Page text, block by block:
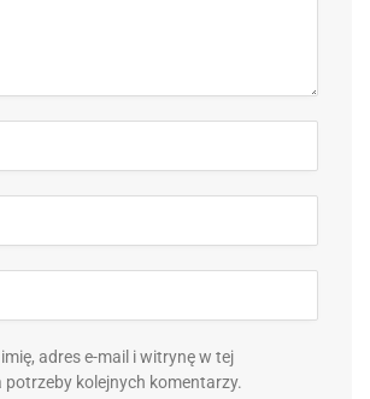
adres e-mail i witrynę w tej
potrzeby kolejnych komentarzy.